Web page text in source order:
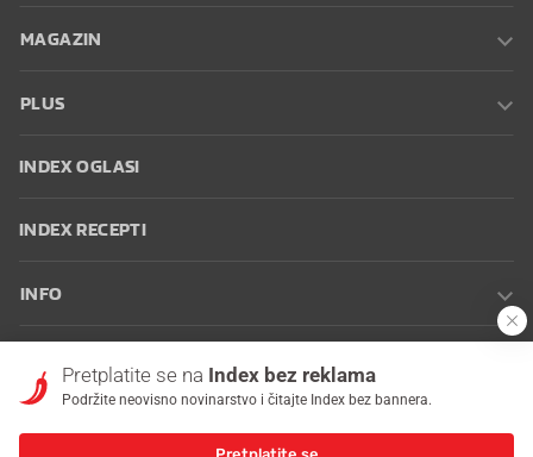
MAGAZIN
PLUS
INDEX OGLASI
INDEX RECEPTI
INFO
korištenja
Postavke kolačića
Pretplatite se na Index bez reklama
Podržite neovisno novinarstvo i čitajte Index bez bannera.